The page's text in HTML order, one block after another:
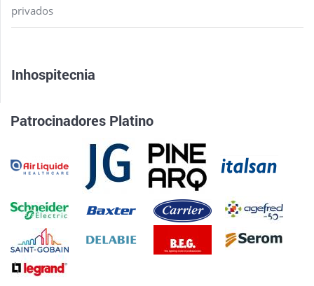
privados
Inhospitecnia
Patrocinadores Platino